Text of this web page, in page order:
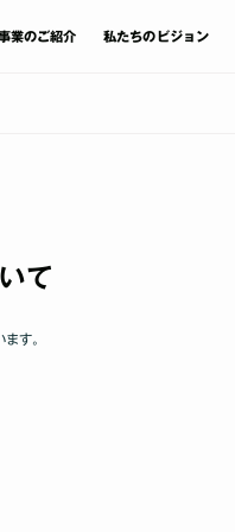
業のご紹介 私たちのビジョン
て
ます｡